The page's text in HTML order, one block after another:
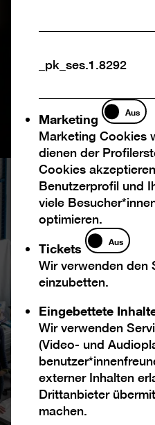
_pk_ses.1.8292
Marketing
Marketing
Aus
Marketing Cookies
dienen der
Cookies
Benutzerprofil und
viele
optimieren.
Tickets
Tickets
Aus
Wir verwenden den
einzubetten.
Eingebettete
Wir verwenden
(Video- und
externer Inhalten
Drittanbieter
machen.